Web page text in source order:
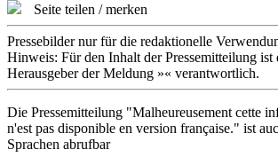
Seite teilen / merken
Pressebilder nur für die redaktionelle
Hinweis: Für den Inhalt der Pressemitteilung ist
Herausgeber der Meldung »« verantwortlich.
Die Pressemitteilung "Malheureusement cette
n'est pas disponible en version française." ist
Sprachen abrufbar